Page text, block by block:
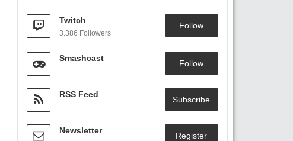
Twitch
3.386 Followers
Follow
Smashcast
Follow
RSS Feed
Subscribe
Newsletter
Register